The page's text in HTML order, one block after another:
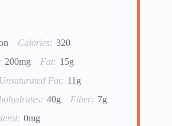
Calories: 320
200mg Fat: 15g
Unsaturated Fat: 11g
40g Fiber: 7g
0mg